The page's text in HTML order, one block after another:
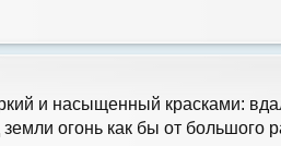
и насыщенный красками:
огонь как бы от большого